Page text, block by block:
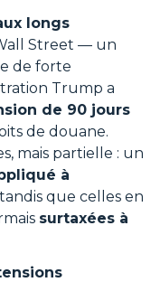
longs
Street — un
de forte
Trump a
de 90 jours
de douane.
mais partielle : un
é à
que celles en
surtaxées à